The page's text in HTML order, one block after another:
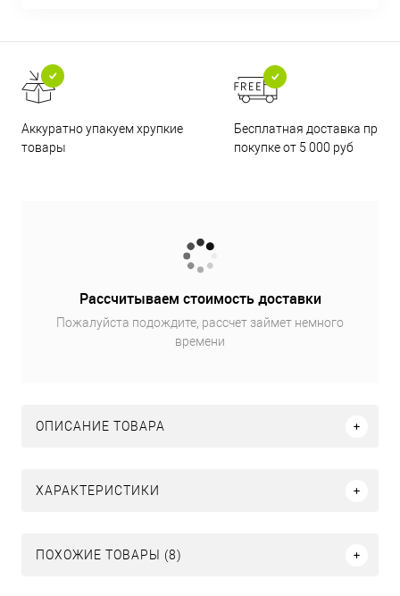
Аккуратно упакуем хрупкие
товары
Бесплатная доставка при
покупке от 5 000 руб
Рассчитываем стоимость доставки
Пожалуйста подождите, рассчет займет немного
времени
ОПИСАНИЕ ТОВАРА
ХАРАКТЕРИСТИКИ
ПОХОЖИЕ ТОВАРЫ (8)